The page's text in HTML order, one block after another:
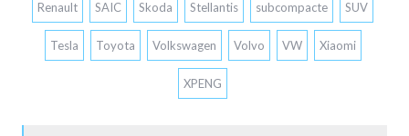
Renault SAIC Skoda Stellantis subcompacte SUV
Tesla Toyota Volkswagen Volvo VW Xiaomi
XPENG